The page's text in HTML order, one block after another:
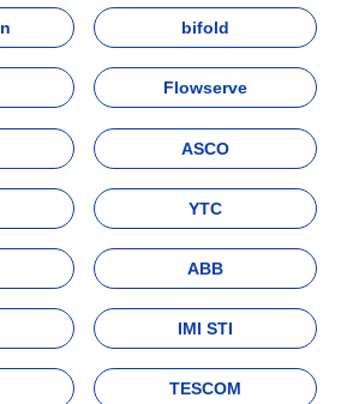
bifold
Flowserve
ASCO
YTC
ABB
IMI STI
TESCOM